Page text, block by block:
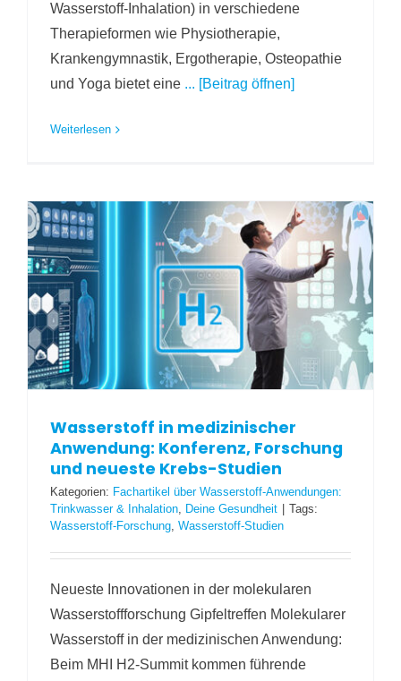
Wasserstoff-Inhalation) in verschiedene
Therapieformen wie Physiotherapie,
Krankengymnastik, Ergotherapie, Osteopathie
und Yoga bietet eine ... [Beitrag öffnen]
Weiterlesen
Wasserstoff in medizinischer
Anwendung: Konferenz, Forschung
und neueste Krebs-Studien
Kategorien: Fachartikel über Wasserstoff-Anwendungen:
Trinkwasser & Inhalation, Deine Gesundheit
Tags:
Wasserstoff-Forschung, Wasserstoff-Studien
Neueste Innovationen in der molekularen
Wasserstoffforschung Gipfeltreffen Molekularer
Wasserstoff in der medizinischen Anwendung:
Beim MHI H2-Summit kommen führende